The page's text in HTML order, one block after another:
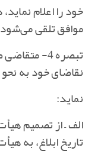
خود را اعلام
موافق تلقی
تبصره 4-
نقاضای خود به
نماید:
الف – از تصمیم
تاریخ ابلاغ‌، به